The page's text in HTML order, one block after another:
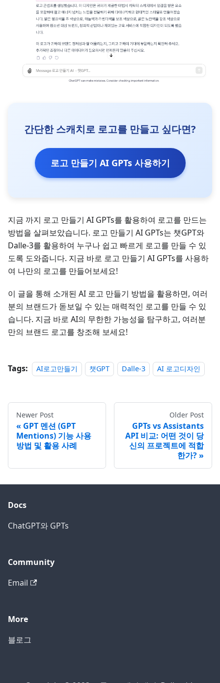
간단한 스캐치로 로고를 만들고 싶다면?
로고 만들기 AI GPTs 사용하기
지금 까지 로고 만들기 AI GPTs를 활용하여 로고를 만드는
방법을 살펴보았습니다. 로고 만들기 AI GPTs는 챗GPT와
Dalle-3를 활용하여 누구나 쉽고 빠르게 로고를 만들 수 있
도록 도와줍니다. 지금 바로 로고 만들기 AI GPTs를 사용하
여 나만의 로고를 만들어보세요!
이 글을 통해 소개된 AI 로고 만들기 방법을 활용하면, 여러
분의 브랜드가 돋보일 수 있는 매력적인 로고를 만들 수 있
습니다. 지금 바로 AI의 무한한 가능성을 탐구하고, 여러분
만의 브랜드 로고를 창조해 보세요!
Tags: AI로고만들기 챗GPT Dalle-3 AI 로고디자인
Newer Post
GPT 멘션 (GPT
Mentions) 기능 사용
방법 및 활용 사례
Older Post
GPTs vs Assistants
API 비교: 어떤 것이 당
신의 프로젝트에 적합
한가?
Docs
ChatGPT와 GPTs
Community
Email
More
블로그